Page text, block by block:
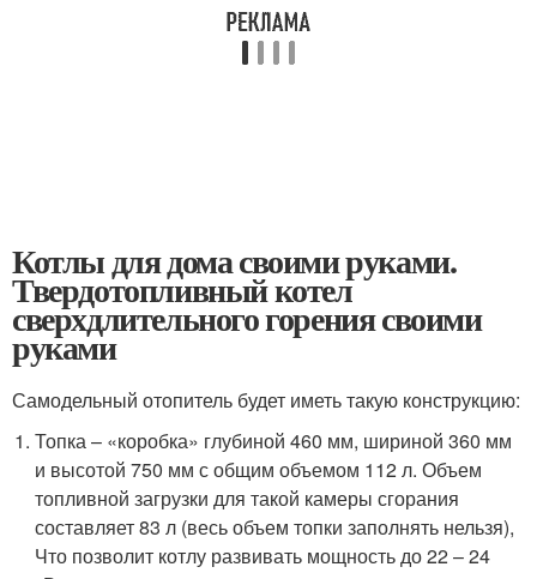
Котлы для дома своими руками.
Твердотопливный котел
сверхдлительного горения своими
руками
Самодельный отопитель будет иметь такую конструкцию:
Топка – «коробка» глубиной 460 мм, шириной 360 мм
и высотой 750 мм с общим объемом 112 л. Объем
топливной загрузки для такой камеры сгорания
составляет 83 л (весь объем топки заполнять нельзя),
Что позволит котлу развивать мощность до 22 – 24